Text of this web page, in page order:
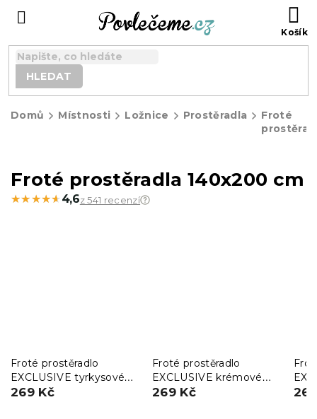
HLEDAT
Domů Místnosti Ložnice Prostěradla
Froté
Froté prostěradla 140x200 cm
★★★★★
★★★★★ 4,6z 541 recenzí
Froté prostěradlo
EXCLUSIVE tyrkysové
140x200 cm
269 Kč
Froté prostěradlo
EXCLUSIVE krémové
140x200 cm
269 Kč